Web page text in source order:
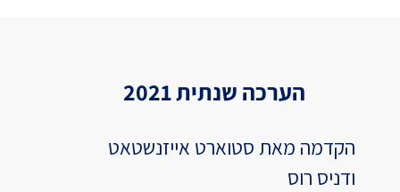
הערכה שנתית 2021
הקדמה מאת סטוארט אייזנשטאט
ודניס רוס